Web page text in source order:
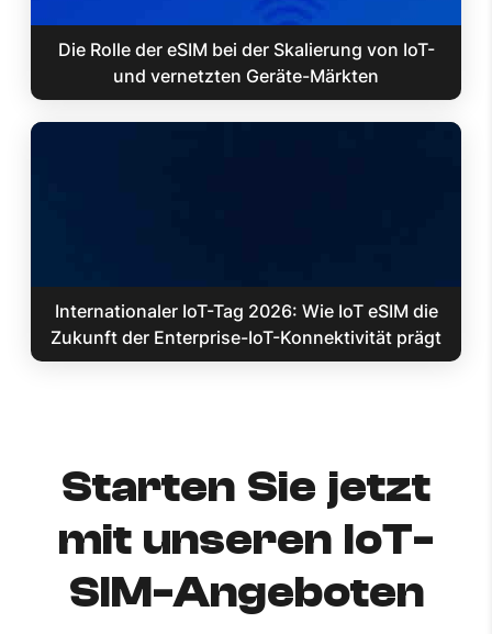
Die Rolle der eSIM bei der Skalierung von IoT-
und vernetzten Geräte-Märkten
Internationaler IoT-Tag 2026: Wie IoT eSIM die
Zukunft der Enterprise-IoT-Konnektivität prägt
Starten Sie jetzt
mit unseren IoT-
SIM-Angeboten